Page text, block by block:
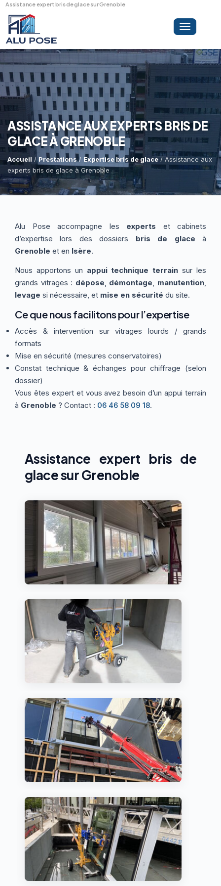
Assistance expert bris de glace sur Grenoble
LA SOCIÉTÉ
PRESTATIONS
Dépannage Vitrages
Vitrine Magasin
Expertise Bris De Glace
Thermographie
MINI-GRUE ARAIGNÉE
Capacité De Levage RÉFÉRENCES
ACTUALITÉS
CONTACT
Toggle
ASSISTANCE AUX EXPERTS BRIS DE
GLACE À GRENOBLE
Accueil /Prestations / Expertise bris de glace / Assistance aux
experts bris de glace à Grenoble
Alu Pose accompagne les experts et cabinets
d’expertise lors des dossiers bris de glace à
Grenoble et en Isère.
Nous apportons un appui technique terrain sur les
grands vitrages : dépose démontage manutention
levage si nécessaire, et mise en sécurité du site.
Ce que nous facilitons pour l’expertise
Accès & intervention sur vitrages lourds / grands
formats
Mise en sécurité (mesures conservatoires)
Constat technique & échanges pour chiffrage (selon
dossier)
Vous êtes expert et vous avez besoin d’un appui terrain
à Grenoble ? Contact : 06 46 58 09 18.
Assistance expert bris de
glace sur Grenoble